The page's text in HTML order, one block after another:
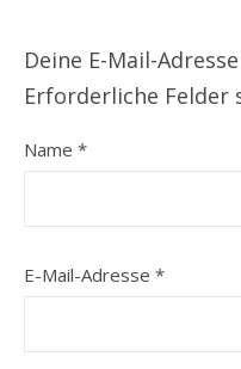
Deine E-Mail-
Erforderliche Felder
Name *
E-Mail-Adresse *